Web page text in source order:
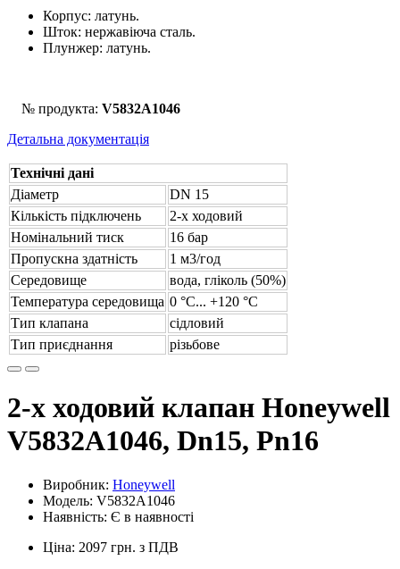
Корпус: латунь.
Шток: нержавіюча сталь.
Плунжер: латунь.
№ продукта: V5832A1046
Детальна документація
Технічні дані
Діаметр
DN 15
Кількість підключень
2-х ходовий
Номінальний тиск
16 бар
Пропускна здатність
1 м3/год
Середовище
вода, гліколь (50%)
Температура середовища 0 °С... +120 °С
Тип клапана
сідловий
Тип приєднання
різьбове
2-х ходовий клапан Honeywell
V5832A1046, Dn15, Pn16
Виробник: Honeywell
Модель: V5832A1046
Наявність: Є в наявності
Ціна: 2097 грн. з ПДВ